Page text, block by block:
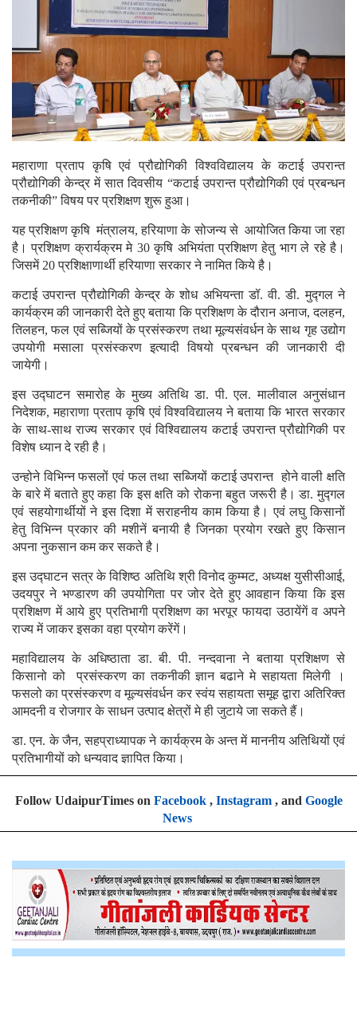
महाराणा प्रताप कृषि एवं प्रौद्योगिकी विश्वविद्यालय के कटाई उपरान्त
प्रौद्योगिकी केन्द्र में सात दिवसीय “कटाई उपरान्त प्रौद्योगिकी एवं प्रबन्धन
तकनीकी” विषय पर प्रशिक्षण शुरू हुआ।
यह प्रशिक्षण कृषि मंत्रालय, हरियाणा के सोजन्य से आयोजित किया जा रहा
है। प्रशिक्षण क्रार्यक्रम मे 30 कृषि अभियंता प्रशिक्षण हेतु भाग ले रहे है।
जिसमें 20 प्रशिक्षाणार्थी हरियाणा सरकार ने नामित किये है।
कटाई उपरान्त प्रौद्योगिकी केन्द्र के शोध अभियन्ता डॉ. वी. डी. मुद्गल ने
कार्यक्रम की जानकारी देते हुए बताया कि प्रशिक्षण के दौरान अनाज, दलहन,
तिलहन, फल एवं सब्जियों के प्रसंस्करण तथा मूल्यसंवर्धन के साथ गृह उद्योग
उपयोगी मसाला प्रसंस्करण इत्यादी विषयो प्रबन्धन की जानकारी दी
जायेगी।
इस उद्घाटन समारोह के मुख्य अतिथि डा. पी. एल. मालीवाल अनुसंधान
निदेशक, महाराणा प्रताप कृषि एवं विश्वविद्यालय ने बताया कि भारत सरकार
के साथ-साथ राज्य सरकार एवं विश्विद्यालय कटाई उपरान्त प्रौद्योगिकी पर
विशेष ध्यान दे रही है।
उन्होने विभिन्न फसलों एवं फल तथा सब्जियों कटाई उपरान्त होने वाली क्षति
के बारे में बताते हुए कहा कि इस क्षति को रोकना बहुत जरूरी है। डा. मुद्गल
एवं सहयोगार्थीयों ने इस दिशा में सराहनीय काम किया है। एवं लघु किसानों
हेतु विभिन्न प्रकार की मशीनें बनायी है जिनका प्रयोग रखते हुए किसान
अपना नुकसान कम कर सकते है।
इस उद्घाटन सत्र के विशिष्ठ अतिथि श्री विनोद कुम्मट, अध्यक्ष युसीसीआई,
उदयपुर ने भण्डारण की उपयोगिता पर जोर देते हुए आवहान किया कि इस
प्रशिक्षण में आये हुए प्रतिभागी प्रशिक्षण का भरपूर फायदा उठायेंगें व अपने
राज्य में जाकर इसका वहा प्रयोग करेंगें।
महाविद्यालय के अधिष्ठाता डा. बी. पी. नन्दवाना ने बताया प्रशिक्षण से
किसानो को प्रसंस्करण का तकनीकी ज्ञान बढाने मे सहायता मिलेगी ।
फसलो का प्रसंस्करण व मूल्यसंवर्धन कर स्वंय सहायता समूह द्वारा अतिरिक्त
आमदनी व रोजगार के साधन उत्पाद क्षेत्रों मे ही जुटाये जा सकते हैं।
डा. एन. के जैन, सहप्राध्यापक ने कार्यक्रम के अन्त में माननीय अतिथियों एवं
प्रतिभागीयों को धन्यवाद ज्ञापित किया।
Follow UdaipurTimes on Facebook, Instagram, and Google
News